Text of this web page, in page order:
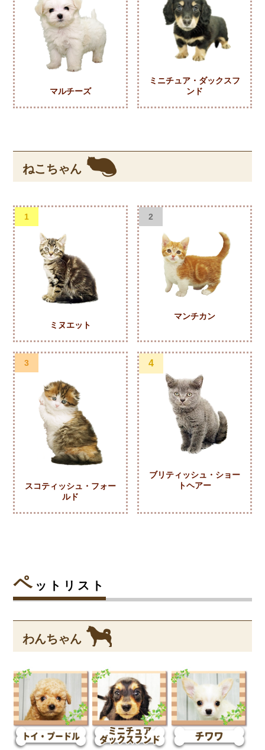
マルチーズ
ミニチュア・ダックスフ
ンド
ねこちゃん
1
ミヌエット
2
マンチカン
3
スコティッシュ・フォー
ルド
4
ブリティッシュ・ショー
トヘアー
ペ ットリスト
わんちゃん